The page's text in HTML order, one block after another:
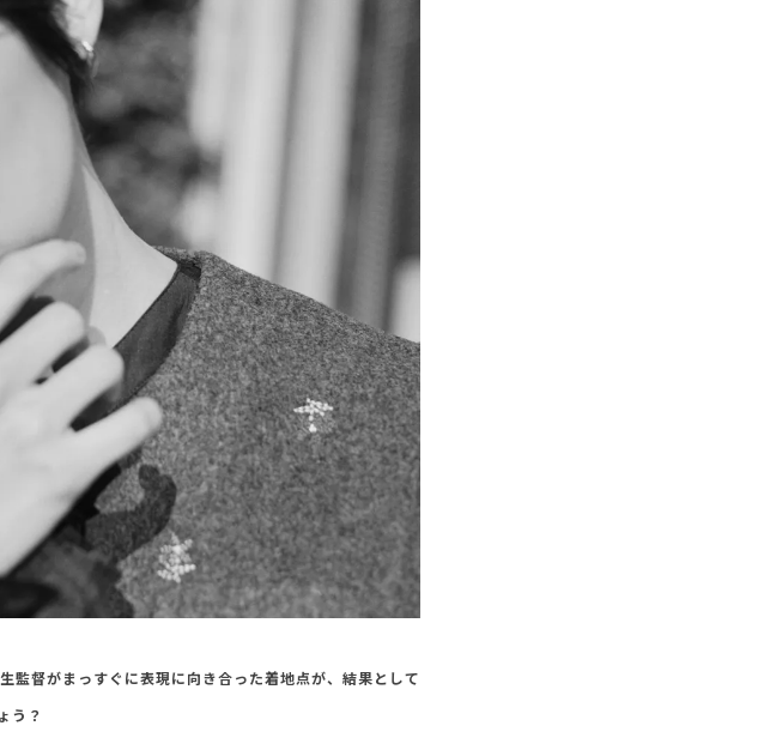
督がまっすぐに表現に向き合った着地点が、結果として
う？